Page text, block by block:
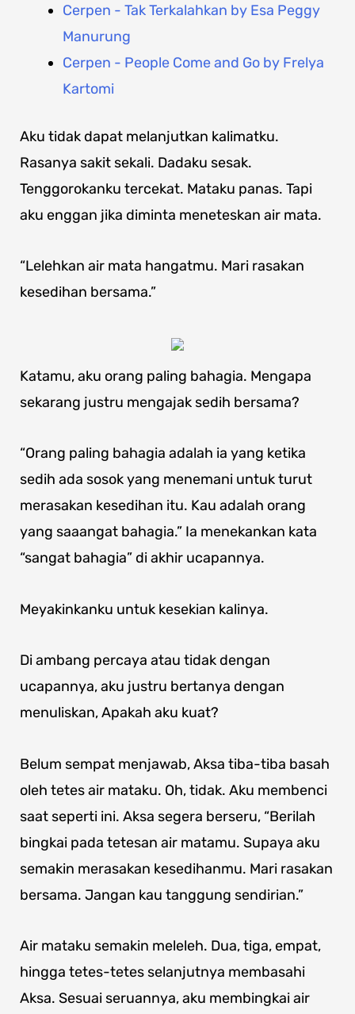
Cerpen - Tak Terkalahkan by Esa Peggy
Manurung
Cerpen - People Come and Go by Frelya
Kartomi
Aku tidak dapat melanjutkan kalimatku.
Rasanya sakit sekali. Dadaku sesak.
Tenggorokanku tercekat. Mataku panas. Tapi
aku enggan jika diminta meneteskan air mata.
“Lelehkan air mata hangatmu. Mari rasakan
kesedihan bersama.”
Katamu, aku orang paling bahagia. Mengapa
sekarang justru mengajak sedih bersama?
“Orang paling bahagia adalah ia yang ketika
sedih ada sosok yang menemani untuk turut
merasakan kesedihan itu. Kau adalah orang
yang saaangat bahagia.” Ia menekankan kata
“sangat bahagia” di akhir ucapannya.
Meyakinkanku untuk kesekian kalinya.
Di ambang percaya atau tidak dengan
ucapannya, aku justru bertanya dengan
menuliskan, Apakah aku kuat?
Belum sempat menjawab, Aksa tiba-tiba basah
oleh tetes air mataku. Oh, tidak. Aku membenci
saat seperti ini. Aksa segera berseru, “Berilah
bingkai pada tetesan air matamu. Supaya aku
semakin merasakan kesedihanmu. Mari rasakan
bersama. Jangan kau tanggung sendirian.”
Air mataku semakin meleleh. Dua, tiga, empat,
hingga tetes-tetes selanjutnya membasahi
Aksa. Sesuai seruannya, aku membingkai air